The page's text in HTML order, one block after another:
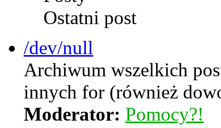
Ostatni post
/dev/null
Archiwum wszelkich
innych for (również
Moderator: Pomocy?!